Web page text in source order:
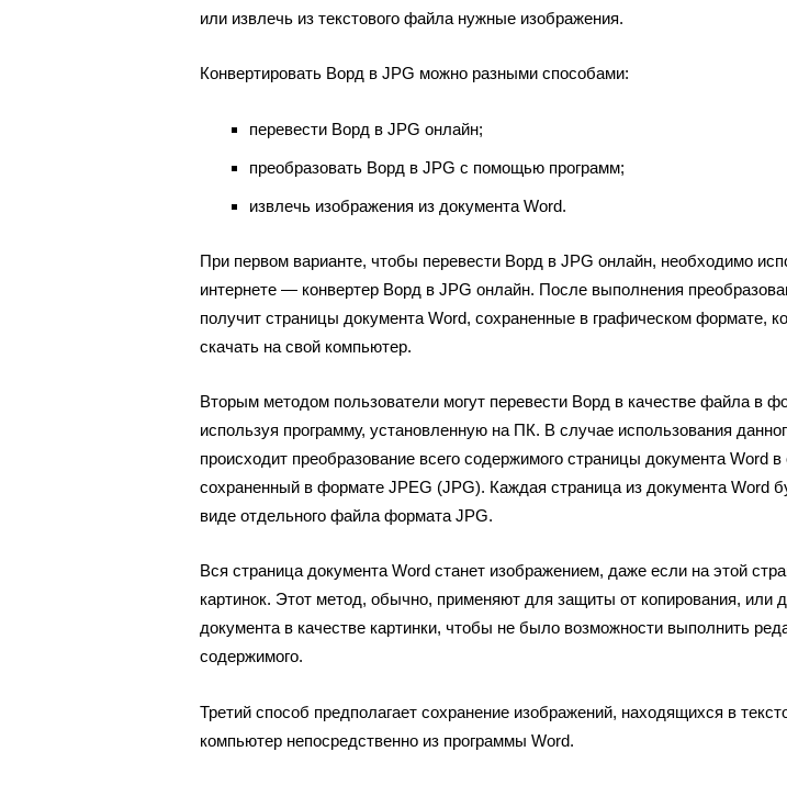
или извлечь из текстового файла нужные изображения.
Конвертировать Ворд в JPG можно разными способами:
перевести Ворд в JPG онлайн;
преобразовать Ворд в JPG с помощью программ;
извлечь изображения из документа Word.
При первом варианте, чтобы перевести Ворд в JPG онлайн, необходимо
интернете — конвертер Ворд в JPG онлайн. После выполнения
получит страницы документа Word, сохраненные в графическом формате,
скачать на свой компьютер.
Вторым методом пользователи могут перевести Ворд в качестве файла в
используя программу, установленную на ПК. В случае использования
происходит преобразование всего содержимого страницы документа Word
сохраненный в формате JPEG (JPG). Каждая страница из документа Word
виде отдельного файла формата JPG.
Вся страница документа Word станет изображением, даже если на этой
картинок. Этот метод, обычно, применяют для защиты от копирования, или
документа в качестве картинки, чтобы не было возможности выполнить
содержимого.
Третий способ предполагает сохранение изображений, находящихся в
компьютер непосредственно из программы Word.